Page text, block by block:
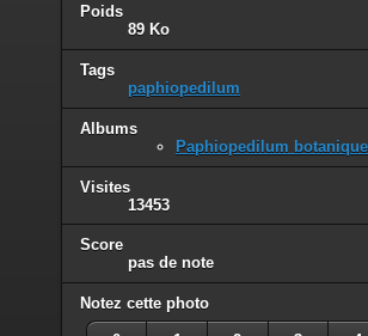
Poids
89 Ko
Tags
paphiopedilum
Albums
Paphiopedilum
Visites
13453
Score
pas de note
Notez cette photo